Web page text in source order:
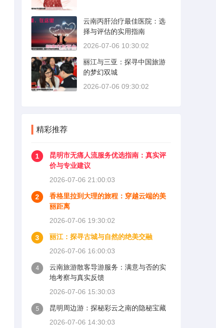
云南丙肝治疗最佳医院：选
择与评估的实用指南
2026-07-06 10:30:02
丽江与三亚：探寻中国旅游
的梦幻双城
2026-07-06 09:30:02
精彩推荐
1
昆明市无痛人流服务优选指南：真实评
价与专业建议
2026-07-06 21:00:03
2
香格里拉到大理的旅程：穿越云端的美
丽距离
2026-07-06 19:30:02
3
丽江：探寻古城与自然的绝美交融
2026-07-06 16:00:03
4
云南旅游散客导游服务：满意与否的实
地考察与真实反馈
2026-07-06 15:30:03
5
昆明周边游：探秘彩云之南的隐秘宝藏
2026-07-06 14:30:03